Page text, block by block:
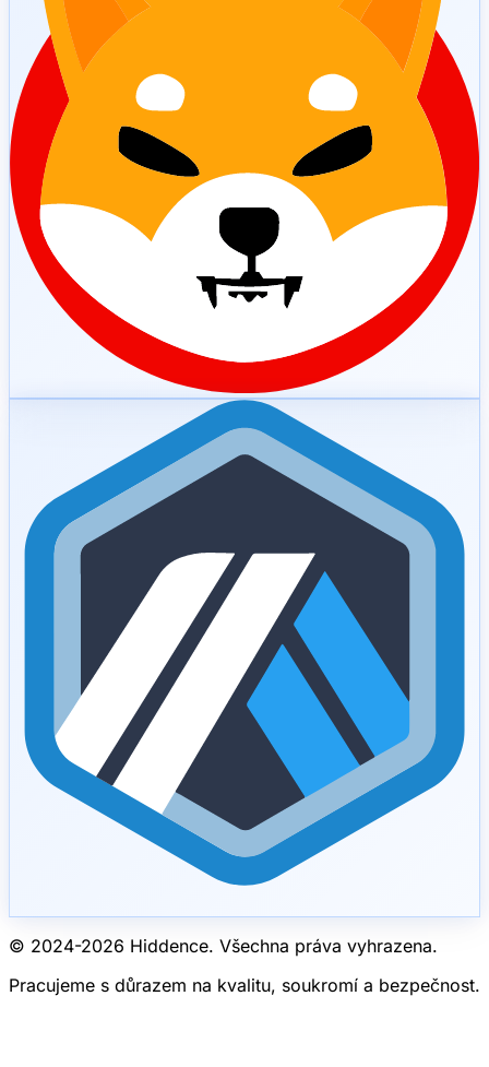
© 2024-2026 Hiddence. Všechna práva vyhrazena.
Pracujeme s důrazem na kvalitu, soukromí a bezpečnost.